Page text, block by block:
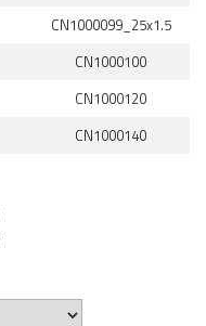
CN1000099_25x1.5
CN1000100
CN1000120
CN1000140